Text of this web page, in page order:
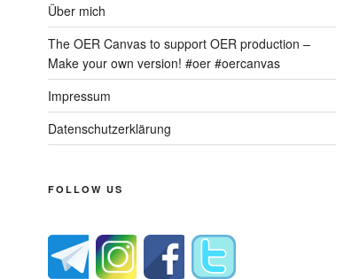
Über mich
The OER Canvas to support OER production –
Make your own version! #oer #oercanvas
Impressum
Datenschutzerklärung
FOLLOW US